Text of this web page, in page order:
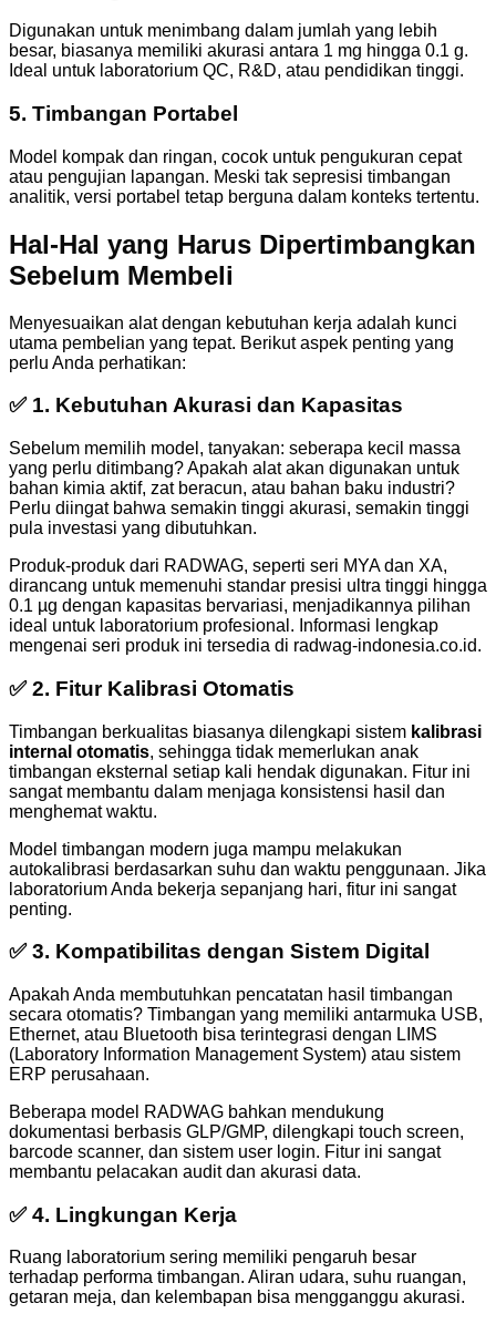
Digunakan untuk menimbang dalam jumlah yang lebih
besar, biasanya memiliki akurasi antara 1 mg hingga 0.1 g.
Ideal untuk laboratorium QC, R&D, atau pendidikan tinggi.
5. Timbangan Portabel
Model kompak dan ringan, cocok untuk pengukuran cepat
atau pengujian lapangan. Meski tak sepresisi timbangan
analitik, versi portabel tetap berguna dalam konteks tertentu.
Hal-Hal yang Harus Dipertimbangkan
Sebelum Membeli
Menyesuaikan alat dengan kebutuhan kerja adalah kunci
utama pembelian yang tepat. Berikut aspek penting yang
perlu Anda perhatikan:
✅ 1. Kebutuhan Akurasi dan Kapasitas
Sebelum memilih model, tanyakan: seberapa kecil massa
yang perlu ditimbang? Apakah alat akan digunakan untuk
bahan kimia aktif, zat beracun, atau bahan baku industri?
Perlu diingat bahwa semakin tinggi akurasi, semakin tinggi
pula investasi yang dibutuhkan.
Produk-produk dari RADWAG, seperti seri MYA dan XA,
dirancang untuk memenuhi standar presisi ultra tinggi hingga
0.1 µg dengan kapasitas bervariasi, menjadikannya pilihan
ideal untuk laboratorium profesional. Informasi lengkap
mengenai seri produk ini tersedia di radwag-indonesia.co.id.
✅ 2. Fitur Kalibrasi Otomatis
Timbangan berkualitas biasanya dilengkapi sistem kalibrasi
internal otomatis, sehingga tidak memerlukan anak
timbangan eksternal setiap kali hendak digunakan. Fitur ini
sangat membantu dalam menjaga konsistensi hasil dan
menghemat waktu.
Model timbangan modern juga mampu melakukan
autokalibrasi berdasarkan suhu dan waktu penggunaan. Jika
laboratorium Anda bekerja sepanjang hari, fitur ini sangat
penting.
✅ 3. Kompatibilitas dengan Sistem Digital
Apakah Anda membutuhkan pencatatan hasil timbangan
secara otomatis? Timbangan yang memiliki antarmuka USB,
Ethernet, atau Bluetooth bisa terintegrasi dengan LIMS
(Laboratory Information Management System) atau sistem
ERP perusahaan.
Beberapa model RADWAG bahkan mendukung
dokumentasi berbasis GLP/GMP, dilengkapi touch screen,
barcode scanner, dan sistem user login. Fitur ini sangat
membantu pelacakan audit dan akurasi data.
✅ 4. Lingkungan Kerja
Ruang laboratorium sering memiliki pengaruh besar
terhadap performa timbangan. Aliran udara, suhu ruangan,
getaran meja, dan kelembapan bisa mengganggu akurasi.